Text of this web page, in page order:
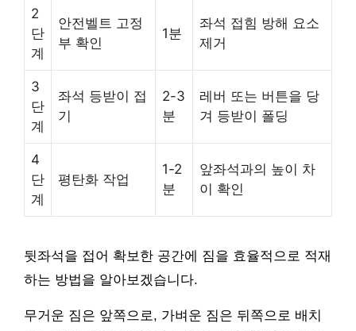
2
단
계
안전벨트 고정
부 확인
1분
좌석 접힘 방해 요소
제거
3
단
계
좌석 등받이 접
기
2-3
분
레버 또는 버튼을 당
겨 등받이 폴딩
4
단
계
평탄화 작업
1-2
분
앞좌석과의 높이 차
이 확인
뒷좌석을 접어 확보한 공간에 짐을 효율적으로 적재
하는 방법을 알아보겠습니다.
무거운 짐은 앞쪽으로, 가벼운 짐은 뒤쪽으로 배치